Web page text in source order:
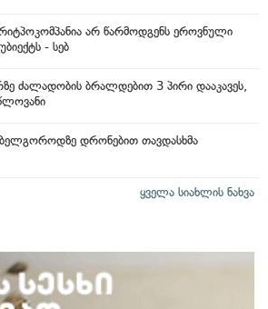
არ წარმოდგენს ეროვნული
- სებ
ძალადობის ბრალდებით 3 პირი დააკავეს,
დრონებით თავდასხმა
ყველა სიახლის ნახვა